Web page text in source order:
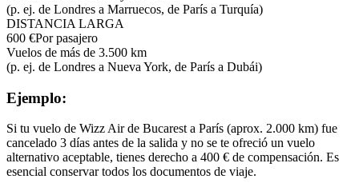
(p. ej. de Londres a Marruecos, de París a Turquía)
DISTANCIA LARGA
600 €Por pasajero
Vuelos de más de 3.500 km
(p. ej. de Londres a Nueva York, de París a Dubái)
Ejemplo:
Si tu vuelo de Wizz Air de Bucarest a París (aprox. 2.000 km) fue
cancelado 3 días antes de la salida y no se te ofreció un vuelo
alternativo aceptable, tienes derecho a 400 € de compensación. Es
esencial conservar todos los documentos de viaje.